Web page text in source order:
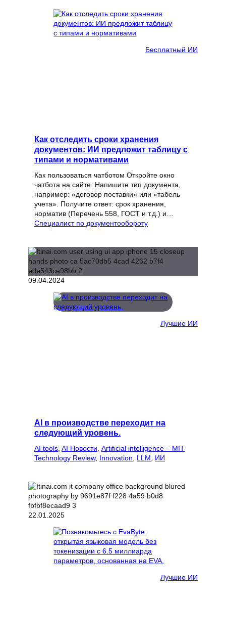
Бесплатный ИИ
Как отследить сроки хранения
документов: ИИ предложит таблицу с
типами и нормативами
Как пользоваться чатботом Откройте окно
чатбота на сайте. Напишите тип документа,
например: «договор поставки» или «табель
учета». Получите ответ: срок хранения,
норматив (Перечень 558, ГОСТ и т.д.) и…
Специалист по документообороту
09.04.2024
Лучшие ИИ
AI в производстве переходит на
следующий уровень.
AI tools AI Новости Artificial intelligence – MIT
Technology Review, Innovation LLM ИИ
22.01.2025
Лучшие ИИ